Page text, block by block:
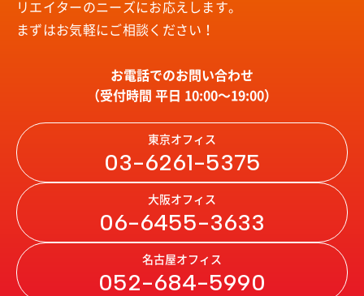
リエイターのニーズにお応えします。
まずはお気軽にご相談ください！
お電話でのお問い合わせ
（受付時間 平日 10:00〜19:00）
東京オフィス
03-6261-5375
大阪オフィス
06-6455-3633
名古屋オフィス
052-684-5990